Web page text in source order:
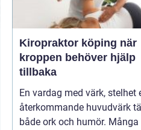
Kiropraktor köping när
kroppen behöver hjälp
tillbaka
En vardag med värk, stelhet
återkommande huvudvärk
både ork och humör. Många